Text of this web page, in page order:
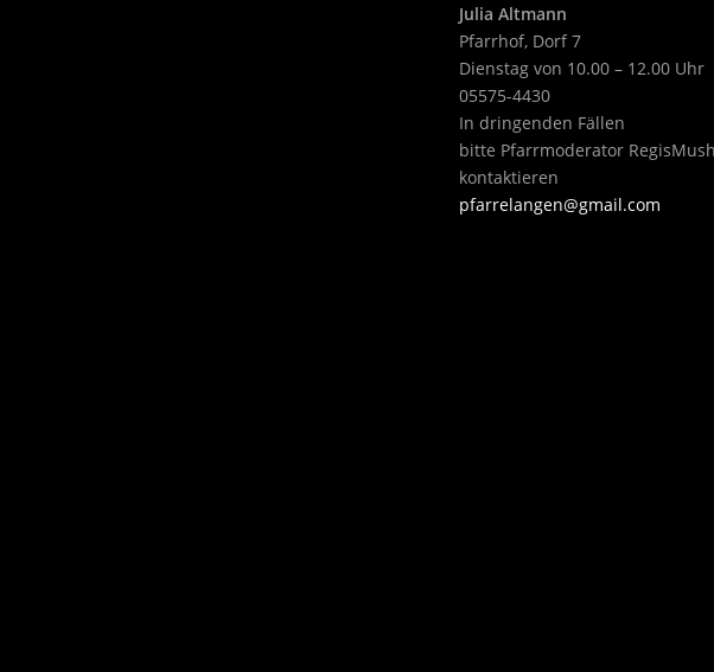
Julia Altmann
Pfarrhof, Dorf 7
Dienstag von 10.00 – 12.00 Uhr
05575-4430
In dringenden Fällen
bitte Pfarrmoderator
kontaktieren
pfarrelangen@gmail.com